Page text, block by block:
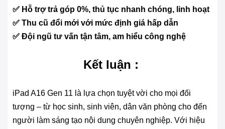
✅ Hỗ trợ trả góp 0%, thủ tục nhanh chóng, linh hoạt
✅ Thu cũ đổi mới với mức định giá hấp dẫn
✅ Đội ngũ tư vấn tận tâm, am hiểu công nghệ
Kết luận :
iPad A16 Gen 11 là lựa chọn tuyệt vời cho mọi đối
tượng – từ học sinh, sinh viên, dân văn phòng cho đến
người làm sáng tạo nội dung chuyên nghiệp. Với hiệu